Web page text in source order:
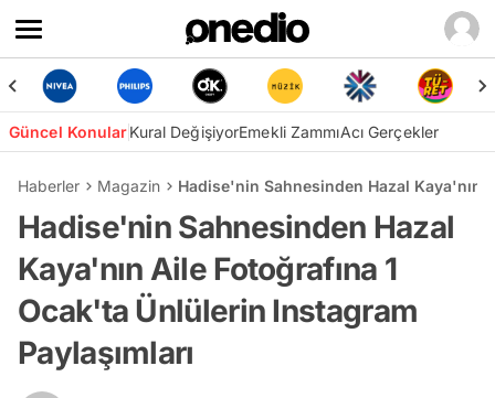
Güncel KonularKural DeğişiyorEmekli ZammıAcı Gerçekler
Haberler Magazin Hadise'nin Sahnesinden Hazal Kaya'nın
Hadise'nin Sahnesinden Hazal
Kaya'nın Aile Fotoğrafına 1
Ocak'ta Ünlülerin Instagram
Paylaşımları